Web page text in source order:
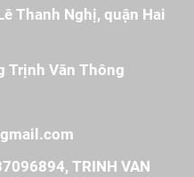
Thanh Nghị, quận Hai
Trịnh Văn Thông
TRINH VAN